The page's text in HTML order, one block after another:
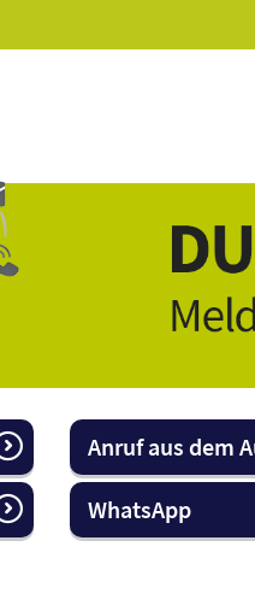
Anruf aus dem
WhatsApp